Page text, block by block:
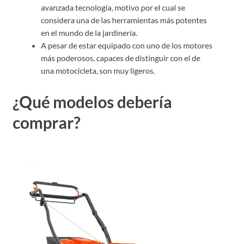
avanzada tecnología, motivo por el cual se
considera una de las herramientas más potentes
en el mundo de la jardinería.
A pesar de estar equipado con uno de los motores
más poderosos, capaces de distinguir con el de
una motocicleta, son muy ligeros.
¿Qué modelos debería
comprar?